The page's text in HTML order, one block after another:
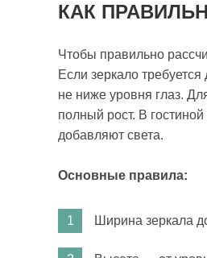
КАК
Чтобы правильно
Если зеркало
не ниже уровня глаз.
полный рост. В
добавляют света.
Основные правила:
Ширина зеркала